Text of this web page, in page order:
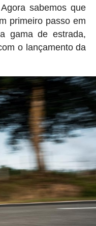
sabemos que
primeiro passo em
gama de estrada,
o lançamento da